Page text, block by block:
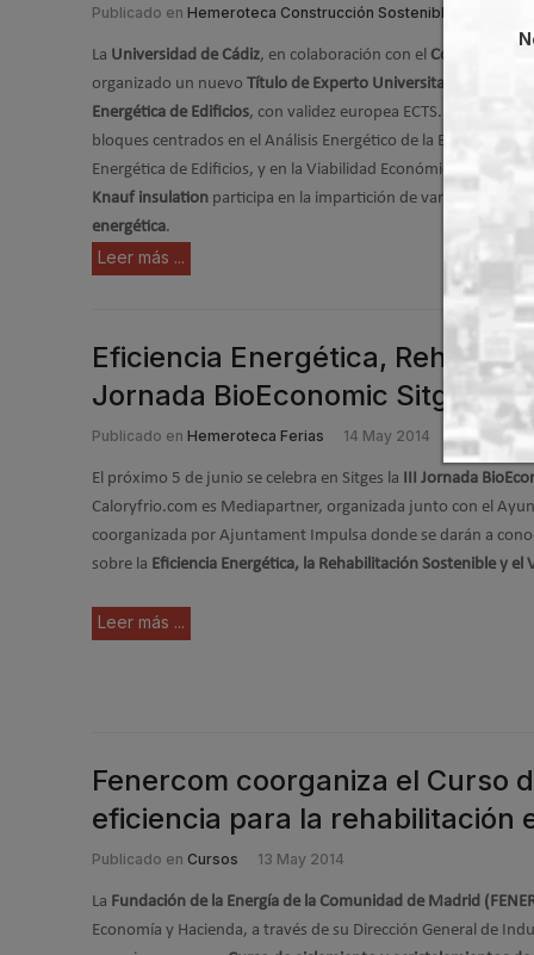
Publicado en Hemeroteca Construcción Sostenible
La Universidad de Cádiz, en colaboración con el Colegio de
organizado un nuevo Título de Experto Universitario (TEU)
Energética de Edificios, con validez europea ECTS. El curso,
bloques centrados en el Análisis Energético de la Edificación,
Energética de Edificios, y en la Viabilidad Económica de la
Knauf insulation participa en la impartición de varios módulos
energética.
Leer más ...
Eficiencia Energética,
Jornada BioEconomic Sitges
Publicado en Hemeroteca Ferias 14 May 2014
El próximo 5 de junio se celebra en Sitges la III Jornada
Caloryfrio.com es Mediapartner, organizada junto con el
coorganizada por Ajuntament Impulsa donde se darán a
sobre la Eficiencia Energética, la Rehabilitación Sostenible y el
Leer más ...
Fenercom coorganiza el Curso
eficiencia para la rehabilitación
Publicado en Cursos 13 May 2014
La Fundación de la Energía de la Comunidad de Madrid
Economía y Hacienda, a través de su Dirección General de